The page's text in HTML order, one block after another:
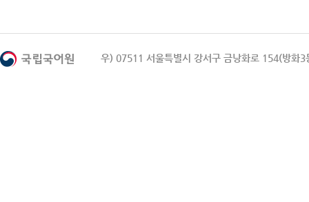
우) 07511 서울특별시 강서구 금낭화로 154(방화3